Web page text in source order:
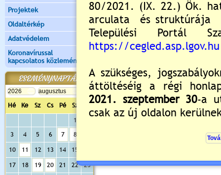
Projektek
Oldaltérkép
Adatvédelem
Koronavírussal
kapcsolatos közlemények
ESEMÉNYNAPTÁR
Hé Ke Sz Cs Pé Sz
Va
1
3
4 5 6 7 8
10 11 12 13 14 15
17 18 19 20 21 22
23